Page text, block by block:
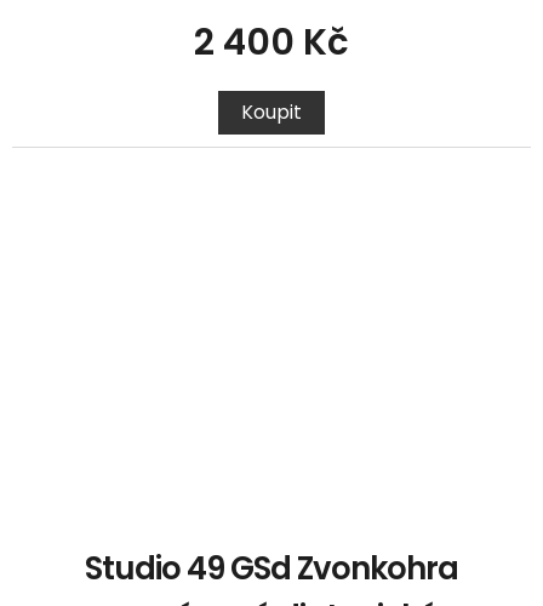
2 400 Kč
Koupit
Studio 49 GSd Zvonkohra